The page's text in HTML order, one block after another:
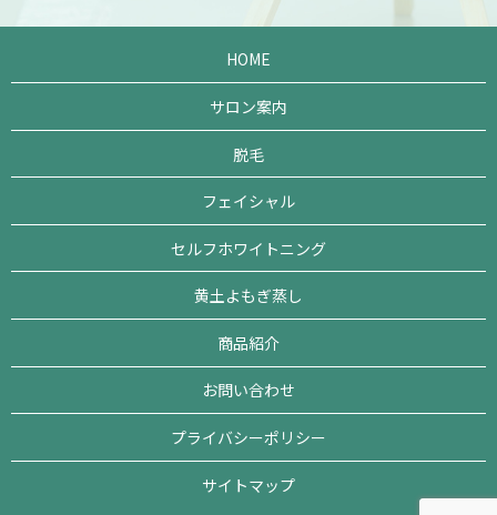
HOME
サロン案内
脱毛
フェイシャル
セルフホワイトニング
黄土よもぎ蒸し
商品紹介
お問い合わせ
プライバシーポリシー
サイトマップ